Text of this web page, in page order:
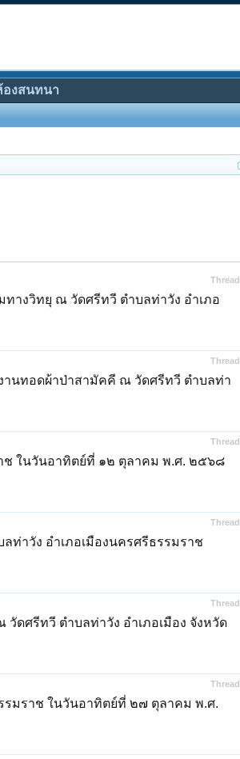
Thread
างวิทยุ ณ วัดศรีทวี ตำบลท่าวัง อำเภอ
Thread
านทอดผ้าป่าสามัคคี ณ วัดศรีทวี ตำบลท่า
Thread
ช ในวันอาทิตย์ที่ ๑๒ ตุลาคม พ.ศ. ๒๕๖๘
Thread
ท่าวัง อำเภอเมืองนครศรีธรรมราช
Thread
ดศรีทวี ตำบลท่าวัง อำเภอเมือง จังหวัด
Thread
รมราช ในวันอาทิตย์ที่ ๒๗ ตุลาคม พ.ศ.
องสนทนา